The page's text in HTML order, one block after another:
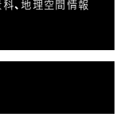
、地理空間情報